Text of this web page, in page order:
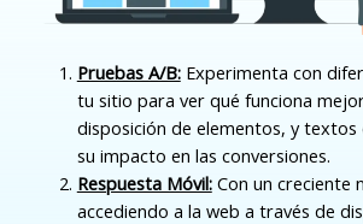
Pruebas A/B:Experimenta con
tu sitio para ver qué funciona
disposición de elementos, y textos
su impacto en las conversiones.
Respuesta Móvil:Con un creciente
accediendo a la web a través de